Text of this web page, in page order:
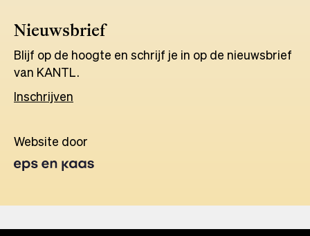
Nieuwsbrief
Blijf op de hoogte en schrijf je in op de nieuwsbrief
van KANTL.
Inschrijven
Website door
in
tab